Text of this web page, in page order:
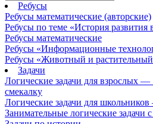
Ребусы
Ребусы математические (авторские)
Ребусы по теме «История развития
Ребусы математические
Ребусы «Информационные
Ребусы «Животный и
Задачи
Логические задачи для взрослых
смекалку
Логические задачи для
Занимательные логические задачи